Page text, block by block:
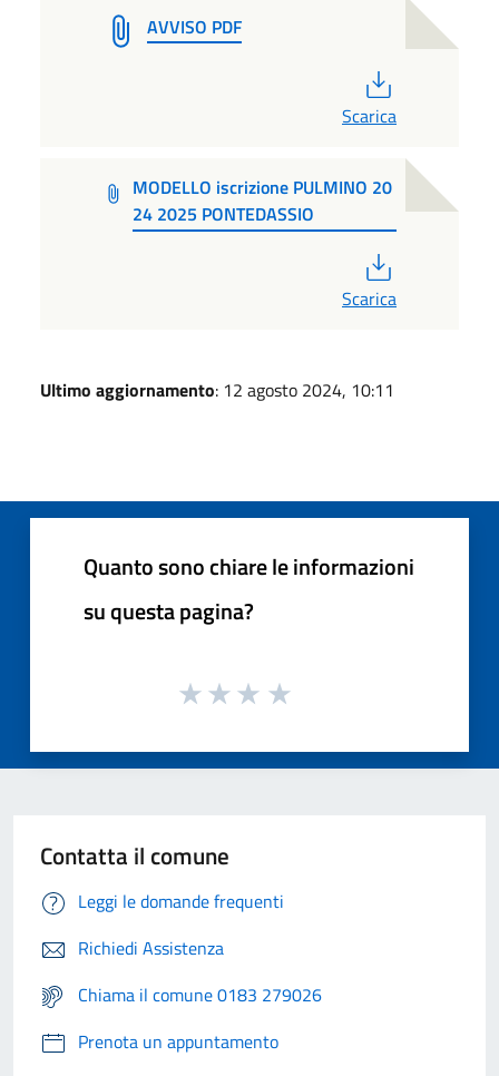
AVVISO PDF
Scarica
MODELLO iscrizione PULMINO 20
24 2025 PONTEDASSIO
Scarica
Ultimo aggiornamento: 12 agosto 2024, 10:11
Quanto sono chiare le informazioni
su questa pagina?
Contatta il comune
Leggi le domande frequenti
Richiedi Assistenza
Chiama il comune 0183 279026
Prenota un appuntamento